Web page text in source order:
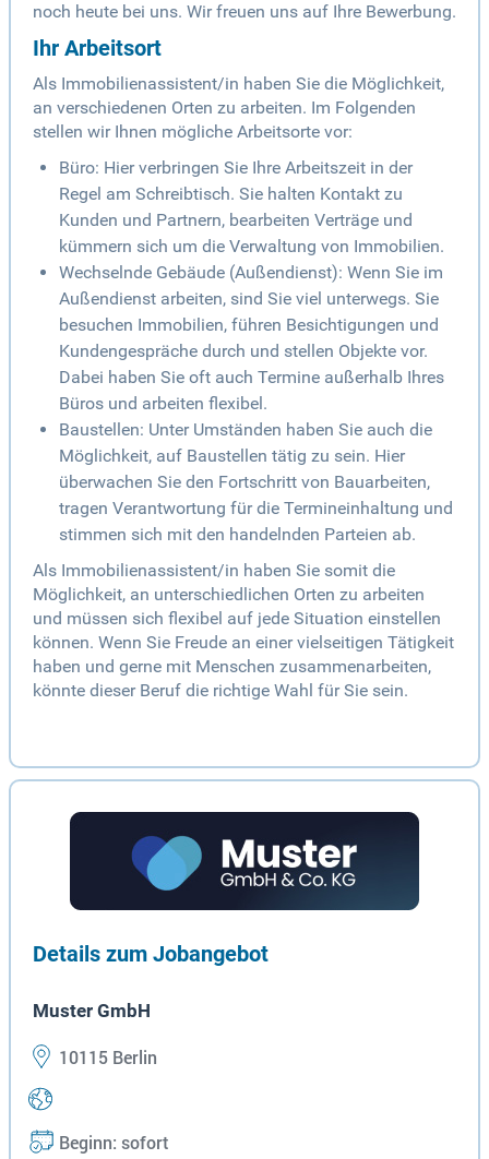
noch heute bei uns. Wir freuen uns auf Ihre Bewerbung.
Ihr Arbeitsort
Als Immobilienassistent/in haben Sie die Möglichkeit,
an verschiedenen Orten zu arbeiten. Im Folgenden
stellen wir Ihnen mögliche Arbeitsorte vor:
Büro: Hier verbringen Sie Ihre Arbeitszeit in der
Regel am Schreibtisch. Sie halten Kontakt zu
Kunden und Partnern, bearbeiten Verträge und
kümmern sich um die Verwaltung von Immobilien.
Wechselnde Gebäude (Außendienst): Wenn Sie im
Außendienst arbeiten, sind Sie viel unterwegs. Sie
besuchen Immobilien, führen Besichtigungen und
Kundengespräche durch und stellen Objekte vor.
Dabei haben Sie oft auch Termine außerhalb Ihres
Büros und arbeiten flexibel.
Baustellen: Unter Umständen haben Sie auch die
Möglichkeit, auf Baustellen tätig zu sein. Hier
überwachen Sie den Fortschritt von Bauarbeiten,
tragen Verantwortung für die Termineinhaltung und
stimmen sich mit den handelnden Parteien ab.
Als Immobilienassistent/in haben Sie somit die
Möglichkeit, an unterschiedlichen Orten zu arbeiten
und müssen sich flexibel auf jede Situation einstellen
können. Wenn Sie Freude an einer vielseitigen Tätigkeit
haben und gerne mit Menschen zusammenarbeiten,
könnte dieser Beruf die richtige Wahl für Sie sein.
Details zum Jobangebot
Muster GmbH
10115 Berlin
Beginn: sofort